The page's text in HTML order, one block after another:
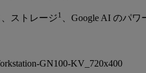
ストレージ1
、Google AI のパ